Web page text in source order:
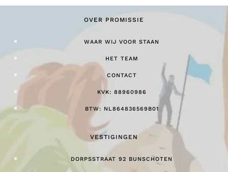
OVER PROMISSIE
WAAR WIJ VOOR STAAN
HET TEAM
CONTACT
KVK: 88960986
BTW: NL864836569B01
VESTIGINGEN
DORPSSTRAAT 92 BUNSCHOTEN